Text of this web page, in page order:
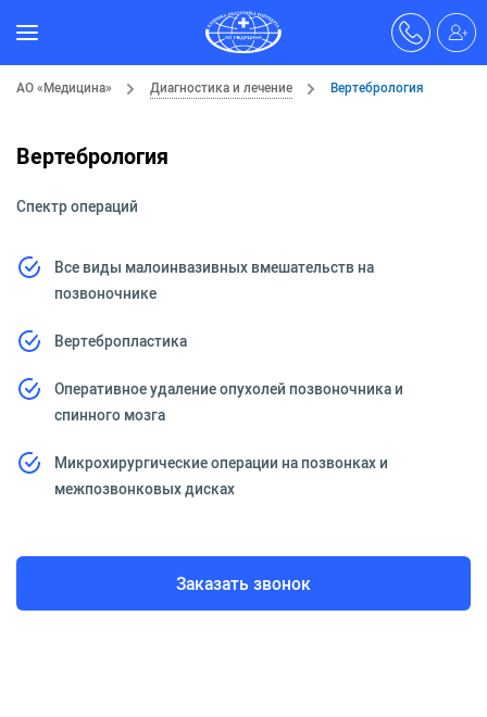
АО «Медицина» Диагностика и лечение Вертебрология
Вертебрология
Спектр операций
Все виды малоинвазивных вмешательств на
позвоночнике
Вертебропластика
Оперативное удаление опухолей позвоночника и
спинного мозга
Микрохирургические операции на позвонках и
межпозвонковых дисках
Заказать звонок